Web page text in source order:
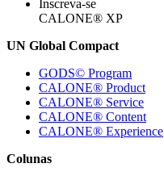
Inscreva-se
CALONE® XP
UN Global Compact
GODS© Program
CALONE® Product
CALONE® Service
CALONE® Content
CALONE® Experience
Colunas